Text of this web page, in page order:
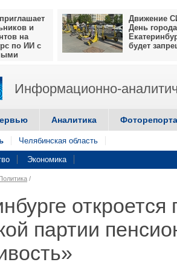
и
на
по ИИ с
Движение
День города
будет
Информационно-
Аналитика
Челябинская область
Экономика
/
партии